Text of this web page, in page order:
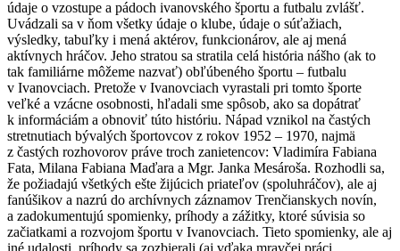
údaje o vzostupe a pádoch ivanovského športu a futbalu zvlášť.
Uvádzali sa v ňom všetky údaje o klube, údaje o súťažiach,
výsledky, tabuľky i mená aktérov, funkcionárov, ale aj mená
aktívnych hráčov. Jeho stratou sa stratila celá história nášho (ak to
tak familiárne môžeme nazvať) obľúbeného športu – futbalu
v Ivanovciach. Pretože v Ivanovciach vyrastali pri tomto športe
veľké a vzácne osobnosti, hľadali sme spôsob, ako sa dopátrať
k informáciám a obnoviť túto históriu. Nápad vznikol na častých
stretnutiach bývalých športovcov z rokov 1952 – 1970, najmä
z častých rozhovorov práve troch zanietencov: Vladimíra Fabiana
Fata, Milana Fabiana Maďara a Mgr. Janka Mesároša. Rozhodli sa,
že požiadajú všetkých ešte žijúcich priateľov (spoluhráčov), ale aj
fanúšikov a nazrú do archívnych záznamov Trenčianskych novín,
a zadokumentujú spomienky, príhody a zážitky, ktoré súvisia so
začiatkami a rozvojom športu v Ivanovciach. Tieto spomienky, ale aj
iné udalosti, príhody sa zozbierali (aj vďaka mravčej práci